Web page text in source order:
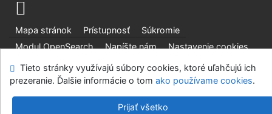
Mapa stránok Prístupnosť
Súkromie
Modul OpenSearch
Napíšte nám Nastavenie cookies
Slovenská lesnícka a drevárska knižnica pri Technickej
v.4.8.63a-Cosmotron Slovakia, s.r.o.
Tieto stránky využívajú súbory cookies, ktoré uľahčujú ich
prezeranie. Ďalšie informácie o tom ako používame cookies.
Prijať všetko